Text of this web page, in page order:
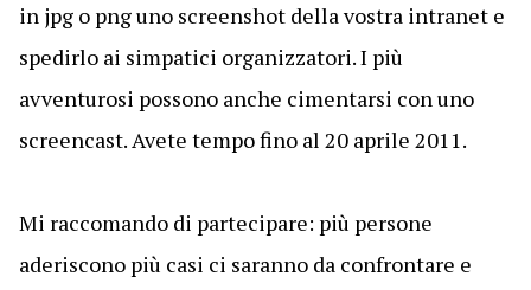
in jpg o png uno screenshot della vostra intranet e
spedirlo ai simpatici organizzatori. I più
avventurosi possono anche cimentarsi con uno
screencast. Avete tempo fino al 20 aprile 2011.
Mi raccomando di partecipare: più persone
aderiscono più casi ci saranno da confrontare e